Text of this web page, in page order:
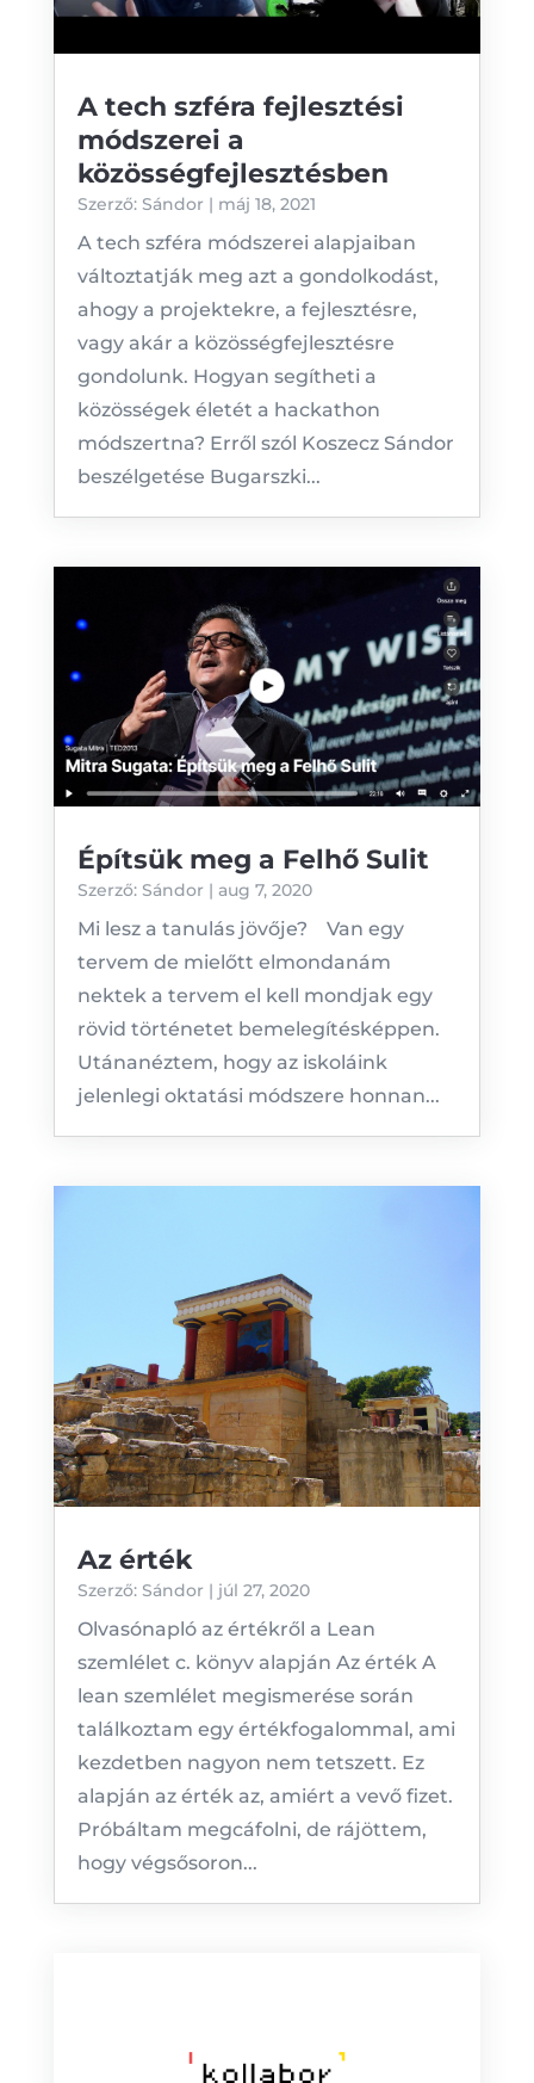
A tech szféra fejlesztési
módszerei a
közösségfejlesztésben
Szerző: Sándor | máj 18, 2021
A tech szféra módszerei alapjaiban
változtatják meg azt a gondolkodást,
ahogy a projektekre, a fejlesztésre,
vagy akár a közösségfejlesztésre
gondolunk. Hogyan segítheti a
közösségek életét a hackathon
módszertna? Erről szól Koszecz Sándor
beszélgetése Bugarszki...
Építsük meg a Felhő Sulit
Szerző: Sándor | aug 7, 2020
Mi lesz a tanulás jövője? Van egy
tervem de mielőtt elmondanám
nektek a tervem el kell mondjak egy
rövid történetet bemelegítésképpen.
Utánanéztem, hogy az iskoláink
jelenlegi oktatási módszere honnan...
Az érték
Szerző: Sándor | júl 27, 2020
Olvasónapló az értékről a Lean
szemlélet c. könyv alapján Az érték A
lean szemlélet megismerése során
találkoztam egy értékfogalommal, ami
kezdetben nagyon nem tetszett. Ez
alapján az érték az, amiért a vevő fizet.
Próbáltam megcáfolni, de rájöttem,
hogy végsősoron...